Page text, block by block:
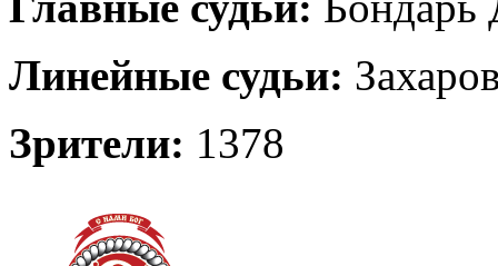
Линейные судьи:
Зрители: 1378